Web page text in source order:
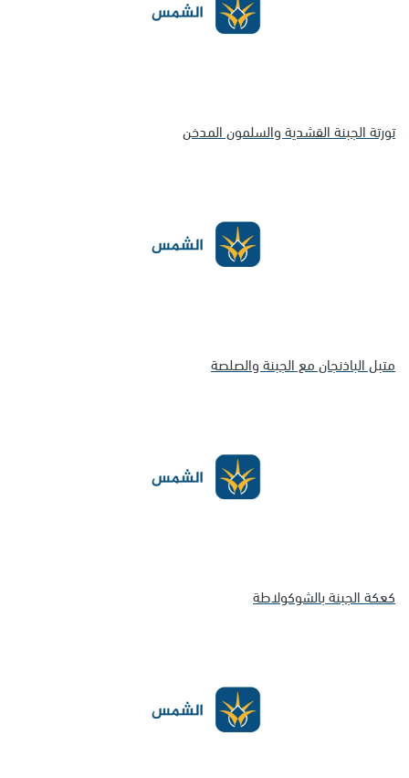
تورتة الجبنة القشدية والسلمون المدخن
متبل الباذنجان مع الجبنة والصلصة
كعكة الجبنة بالشوكولاطة